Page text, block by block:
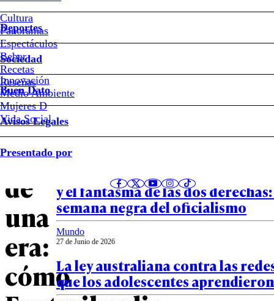
Cultura
Panoramas
Espectáculos
Beber
Recetas
Reseñas
Deportes
Sociedad
Innovación
Medio Ambiente
Mujeres D
Vida Social
Buen Dato
Avisos Legales
Presentado por
Vacaciones
de
invierno
y
el
fin
de
una
era:
cómo
Notas relacionadas
27 de Junio de 2026
Cartas públicas, una tensión sin
y el fantasma de las dos
semana negra del oficialismo
Mundo
27 de Junio de 2026
La ley australiana contra las
que los adolescentes